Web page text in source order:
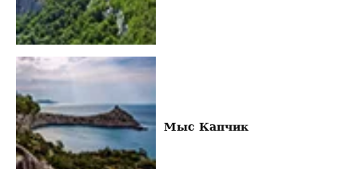
Мыс Капчик